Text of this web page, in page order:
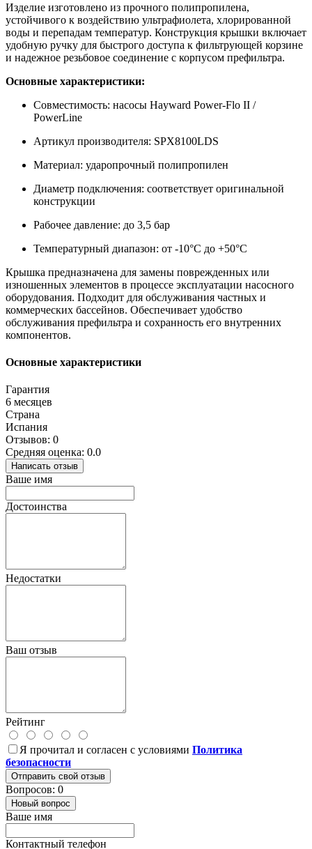
Изделие изготовлено из прочного полипропилена,
устойчивого к воздействию ультрафиолета, хлорированной
воды и перепадам температур. Конструкция крышки включает
удобную ручку для быстрого доступа к фильтрующей корзине
и надежное резьбовое соединение с корпусом префильтра.
Основные характеристики:
Совместимость: насосы Hayward Power-Flo II /
PowerLine
Артикул производителя: SPX8100LDS
Материал: ударопрочный полипропилен
Диаметр подключения: соответствует оригинальной
конструкции
Рабочее давление: до 3,5 бар
Температурный диапазон: от -10°C до +50°C
Крышка предназначена для замены поврежденных или
изношенных элементов в процессе эксплуатации насосного
оборудования. Подходит для обслуживания частных и
коммерческих бассейнов. Обеспечивает удобство
обслуживания префильтра и сохранность его внутренних
компонентов.
Основные характеристики
Гарантия
6 месяцев
Страна
Испания
Отзывов: 0
Средняя оценка: 0.0
Написать отзыв
Ваше имя
Достоинства
Недостатки
Ваш отзыв
Рейтинг
Я прочитал и согласен с условиями Политика
безопасности
Отправить свой отзыв
Вопросов: 0
Новый вопрос
Ваше имя
Контактный телефон